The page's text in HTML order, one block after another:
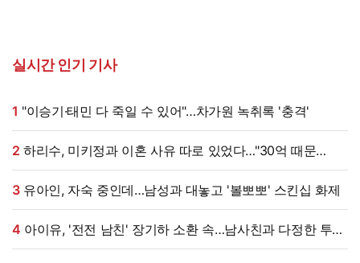
실시간 인기 기사
1 "이승기·태민 다 죽일 수 있어"…차가원 녹취록 '충격'
2 하리수, 미키정과 이혼 사유 따로 있었다…"30억 때문
아냐"
3 유아인, 자숙 중인데…남성과 대놓고 '볼뽀뽀' 스킨십 화제
4
"늘 든든" [엑's 이슈]